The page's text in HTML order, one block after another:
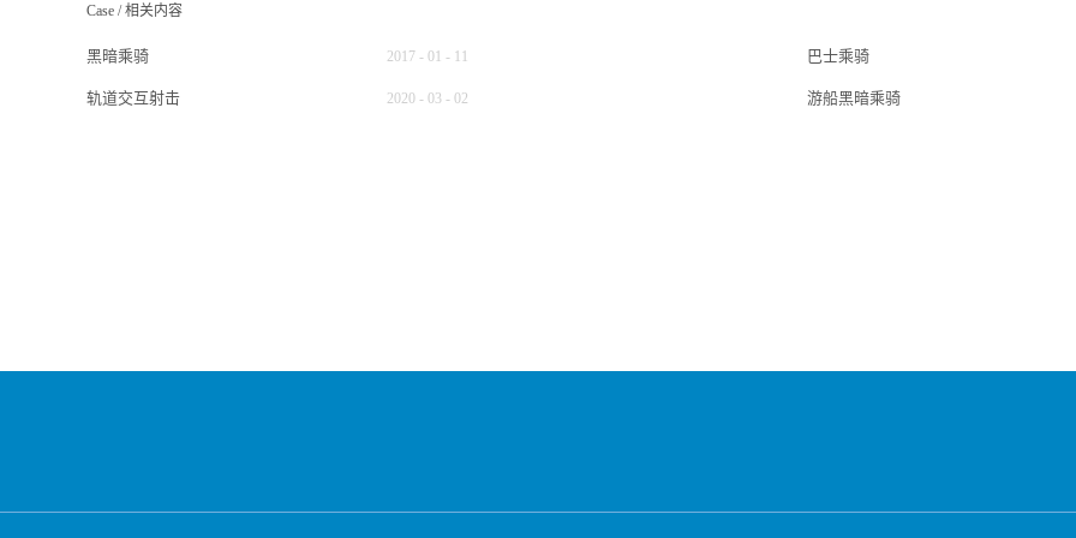
Case / 相关内容
黑暗乘骑 2017 - 01 - 11 巴士乘骑
轨道交互射击 2020 - 03 - 02 游船黑暗乘骑